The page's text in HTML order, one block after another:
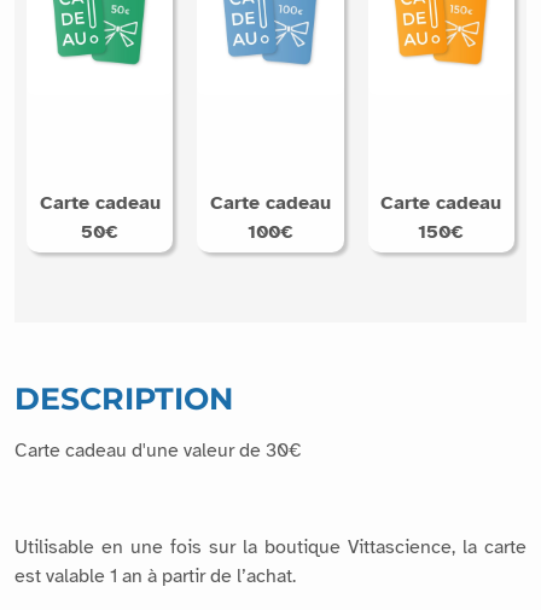
Carte cadeau
50€
Carte cadeau
100€
Carte cadeau
150€
DESCRIPTION
Carte cadeau d'une valeur de 30€
Utilisable en une fois sur la boutique Vittascience, la carte
est valable 1 an à partir de l’achat.